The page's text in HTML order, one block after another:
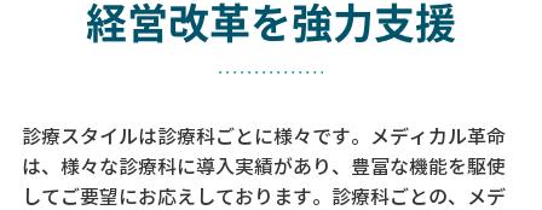
経営改革を強力支援
診療スタイルは診療科ごとに様々です。メディカル革命
は、様々な診療科に導入実績があり、 豊富な機能を駆使
してご要望にお応えしております。 診療科ごとの、メデ